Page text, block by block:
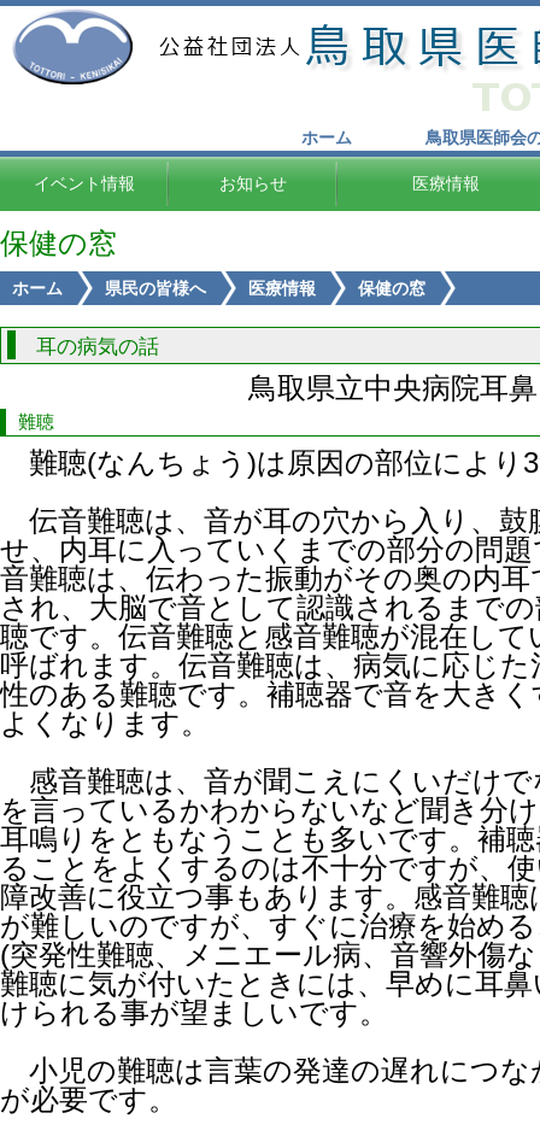
ホーム 鳥取県医師会
イベント情報 お知らせ 医療情報
保健の窓
ホーム 県民の皆様へ 医療情報 保健の窓
耳の病気の話
鳥取県立中央病院耳
難聴
難聴(なんちょう)は原因の部位により
伝音難聴は、音が耳の穴から入り、鼓
せ、内耳に入っていくまでの部分の問
音難聴は、伝わった振動がその奥の内
され、大脳で音として認識されるまで
聴です。伝音難聴と感音難聴が混在し
呼ばれます。伝音難聴は、病気に応じ
性のある難聴です。補聴器で音を大き
よくなります。
感音難聴は、音が聞こえにくいだけ
を言っているかわからないなど聞き分
耳鳴りをともなうことも多いです。補
ることをよくするのは不十分ですが、
障改善に役立つ事もあります。感音難
が難しいのですが、すぐに治療を始め
(突発性難聴、メニエール病、音響外傷
難聴に気が付いたときには、早めに耳
けられる事が望ましいです。
小児の難聴は言葉の発達の遅れにつな
が必要です。